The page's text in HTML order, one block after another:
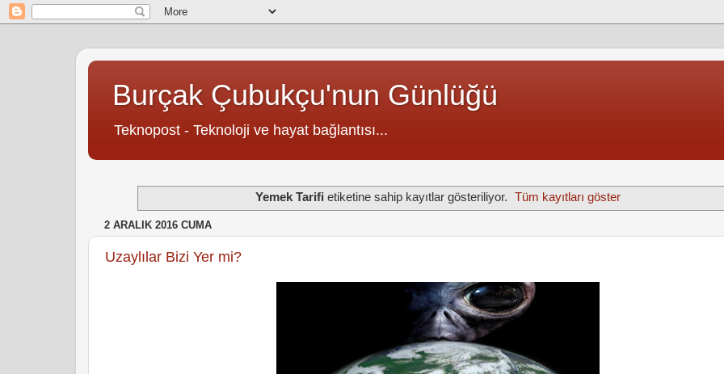
Burçak Çubukçu'nun Günlüğü
Teknopost - Teknoloji ve hayat bağlantısı...
Yemek Tarifi etiketine sahip kayıtlar gösteriliyor. Tüm kayıtları göster
2 ARALIK 2016 CUMA
Uzaylılar Bizi Yer mi?